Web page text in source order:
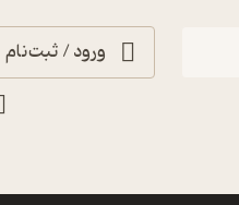
ورود / ثبت‌نام